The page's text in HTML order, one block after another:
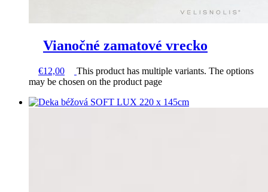
Vianočné zamatové vrecko
€12,00
This product has multiple variants. The options
may be chosen on the product page